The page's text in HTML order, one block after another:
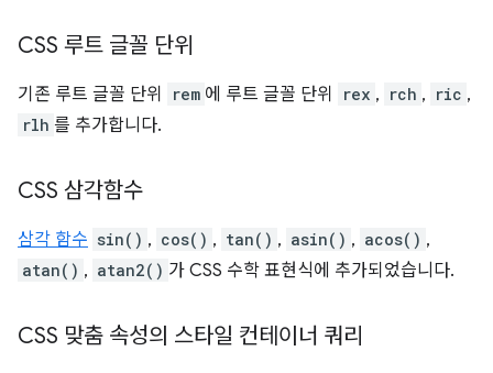
CSS 루트 글꼴 단위
기존 루트 글꼴 단위 rem 에 루트 글꼴 단위 rex , rch , ric ,
rlh 를 추가합니다.
CSS 삼각함수
삼각 함수 sin() , cos() , tan() , asin() , acos() ,
atan() , atan2() 가 CSS 수학 표현식에 추가되었습니다.
CSS 맞춤 속성의 스타일 컨테이너 쿼리